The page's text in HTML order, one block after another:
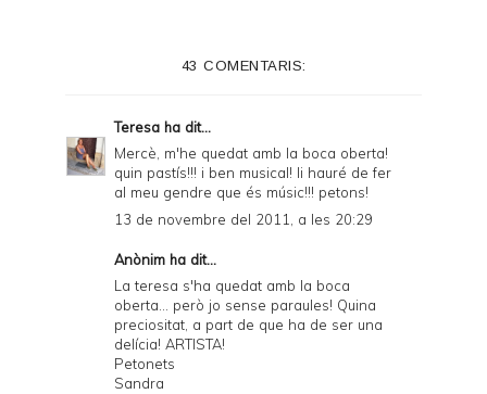
i
y
a
43 COMENTARIS:
Teresa ha dit...
Mercè, m'he quedat amb la boca oberta!
quin pastís!!! i ben musical! li hauré de fer
al meu gendre que és músic!!! petons!
13 de novembre del 2011, a les 20:29
Anònim ha dit...
La teresa s'ha quedat amb la boca
oberta... però jo sense paraules! Quina
preciositat, a part de que ha de ser una
delícia! ARTISTA!
Petonets
Sandra